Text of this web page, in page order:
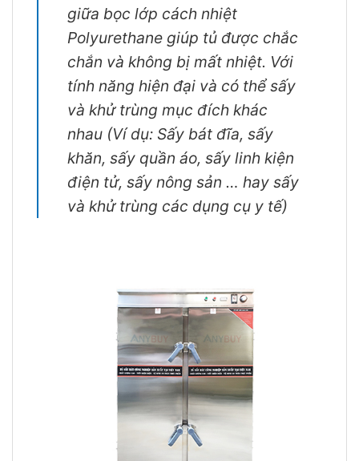
giữa bọc lớp cách nhiệt
Polyurethane giúp tủ được chắc
chắn và không bị mất nhiệt. Với
tính năng hiện đại và có thể sấy
và khử trùng mục đích khác
nhau (Ví dụ: Sấy bát đĩa, sấy
khăn, sấy quần áo, sấy linh kiện
điện tử, sấy nông sản … hay sấy
và khử trùng các dụng cụ y tế)